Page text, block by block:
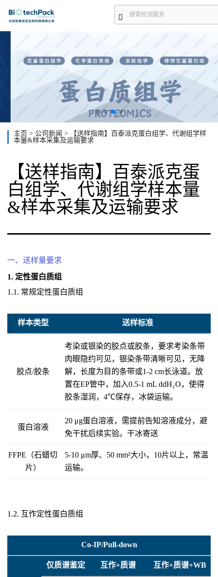
主页 > 公司新闻 >
【送样指南】百泰派克蛋白组学、代谢组学样
本量&样本采集及运输要求
【送样指南】百泰派克蛋
白组学、代谢组学样本量
&样本采集及运输要求
一、送样量要求
1. 定性蛋白质组
1.1. 常规定性蛋白质组
样本类型 送样标准
胶点/胶条
考染或银染的胶点或胶条，要求考染条带
肉眼隐约可见，银染条带清晰可见，无降
解，长度为目的条带或1-2 cm长泳道。放
置在EP管中，加入0.5-1 mL ddH₂O，使得
胶条湿润，4℃保存，冰袋运输。
蛋白溶液
20 μg蛋白溶液，需提前告知溶液成分，避
免干扰后续实验。干冰寄送
FFPE（石蜡切
片）
5-10 μm厚、50 mm²大小，10片以上，常温
运输。
1.2. 互作定性蛋白质组
Co-IP/Pull-down
仅质谱鉴定 互作+质谱 互作+质谱+WB